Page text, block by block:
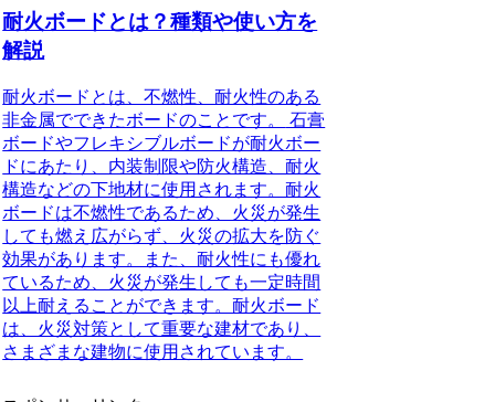
耐火ボードとは？種類や使い方を
解説
耐火ボードとは、不燃性、耐火性のある
非金属でできたボードのことです。
石膏
ボードやフレキシブルボードが耐火ボー
ドにあたり、内装制限や防火構造、耐火
構造などの下地材に使用されます。耐火
ボードは不燃性であるため、火災が発生
しても燃え広がらず、火災の拡大を防ぐ
効果があります。また、耐火性にも優れ
ているため、火災が発生しても一定時間
以上耐えることができます。耐火ボード
は、火災対策として重要な建材であり、
さまざまな建物に使用されています。